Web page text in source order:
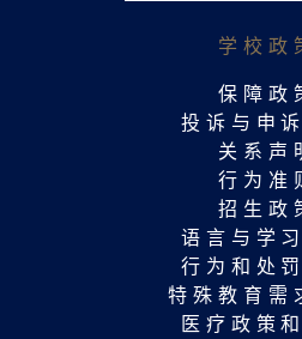
学校政
保障政
投诉与申
关系声
行为准
招生政
语言与学
行为和处
特殊教育需
医疗政策